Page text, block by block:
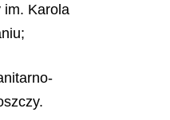
im. Karola